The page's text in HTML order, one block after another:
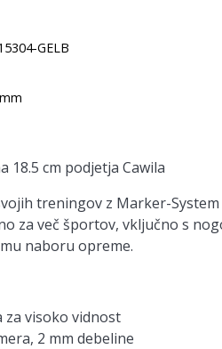
GELB
18.5 cm podjetja Cawila
treningov z Marker-
za več športov, vključno s
naboru opreme.
za visoko vidnost
2 mm debeline